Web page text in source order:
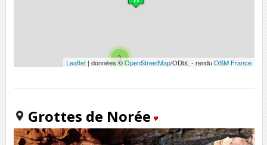
3
Leaflet | données ©OpenStreetMap/ODbL - renduOSM France
Grottes de Norée